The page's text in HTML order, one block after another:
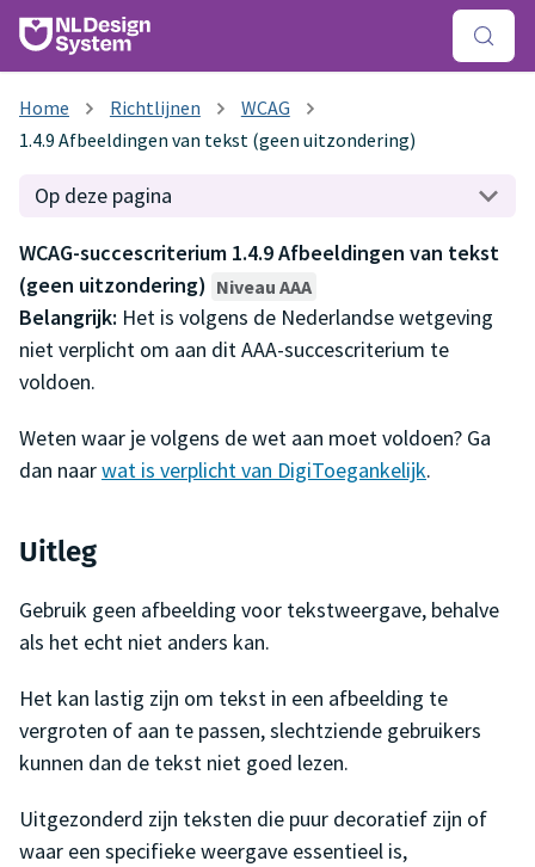
Richtlijnen
WCAG
1.4.9 Afbeeldingen van tekst (geen uitzondering)
Op deze pagina
WCAG-succescriterium 1.4.9 Afbeeldingen van tekst
(geen uitzondering) Niveau AAA
Belangrijk: Het is volgens de Nederlandse wetgeving
niet verplicht om aan dit AAA-succescriterium te
voldoen.
Weten waar je volgens de wet aan moet voldoen? Ga
dan naarwat is verplicht van DigiToegankelijk.
Uitleg
Gebruik geen afbeelding voor tekstweergave, behalve
als het echt niet anders kan.
Het kan lastig zijn om tekst in een afbeelding te
vergroten of aan te passen, slechtziende gebruikers
kunnen dan de tekst niet goed lezen.
Uitgezonderd zijn teksten die puur decoratief zijn of
waar een specifieke weergave essentieel is,